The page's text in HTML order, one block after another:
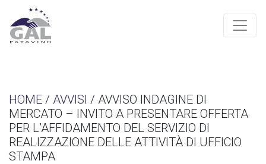
HOME / AVVISI / AVVISO INDAGINE DI
MERCATO – INVITO A PRESENTARE OFFERTA
PER L’AFFIDAMENTO DEL SERVIZIO DI
REALIZZAZIONE DELLE ATTIVITÀ DI UFFICIO
STAMPA